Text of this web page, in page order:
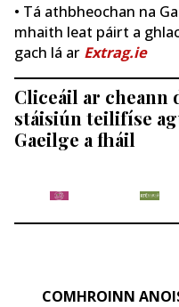
• Tá athbheochan na
mhaith leat páirt a
gach lá ar Extrag.ie
Cliceáil ar cheann
stáisiún teilifíse
Gaeilge a fháil
COMHROINN